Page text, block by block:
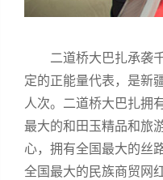
二道桥大巴扎承袭
定的正能量代表，是新
人次。二道桥大巴扎拥
最大的和田玉精品和旅
心，拥有全国最大的丝
全国最大的民族商贸网